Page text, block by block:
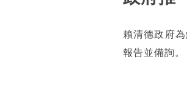
賴清德政府
報告並備詢。